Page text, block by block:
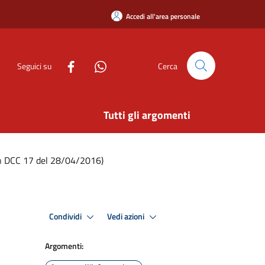
Accedi all'area personale
Seguici su Cerca
Tutti gli argomenti
DCC 17 del 28/04/2016)
Condividi Vedi azioni
Argomenti: